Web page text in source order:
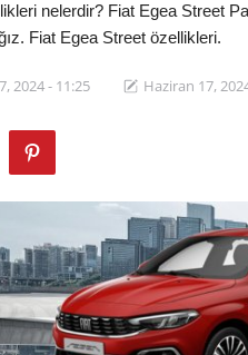
nelerdir? Fiat Egea Street
Fiat Egea Street özellikleri.
2024 - 11:25 Haziran 17,